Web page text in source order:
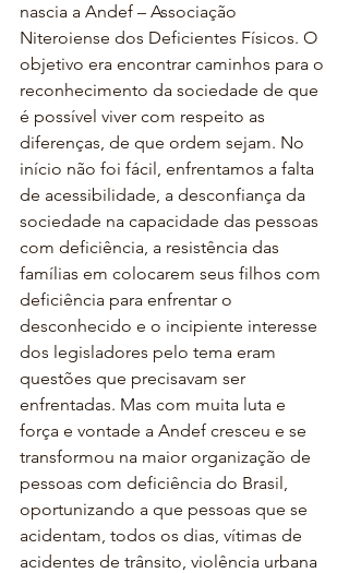
nascia a Andef – Associação
Niteroiense dos Deficientes Físicos. O
objetivo era encontrar caminhos para o
reconhecimento da sociedade de que
é possível viver com respeito as
diferenças, de que ordem sejam. No
início não foi fácil, enfrentamos a falta
de acessibilidade, a desconfiança da
sociedade na capacidade das pessoas
com deficiência, a resistência das
famílias em colocarem seus filhos com
deficiência para enfrentar o
desconhecido e o incipiente interesse
dos legisladores pelo tema eram
questões que precisavam ser
enfrentadas. Mas com muita luta e
força e vontade a Andef cresceu e se
transformou na maior organização de
pessoas com deficiência do Brasil,
oportunizando a que pessoas que se
acidentam, todos os dias, vítimas de
acidentes de trânsito, violência urbana